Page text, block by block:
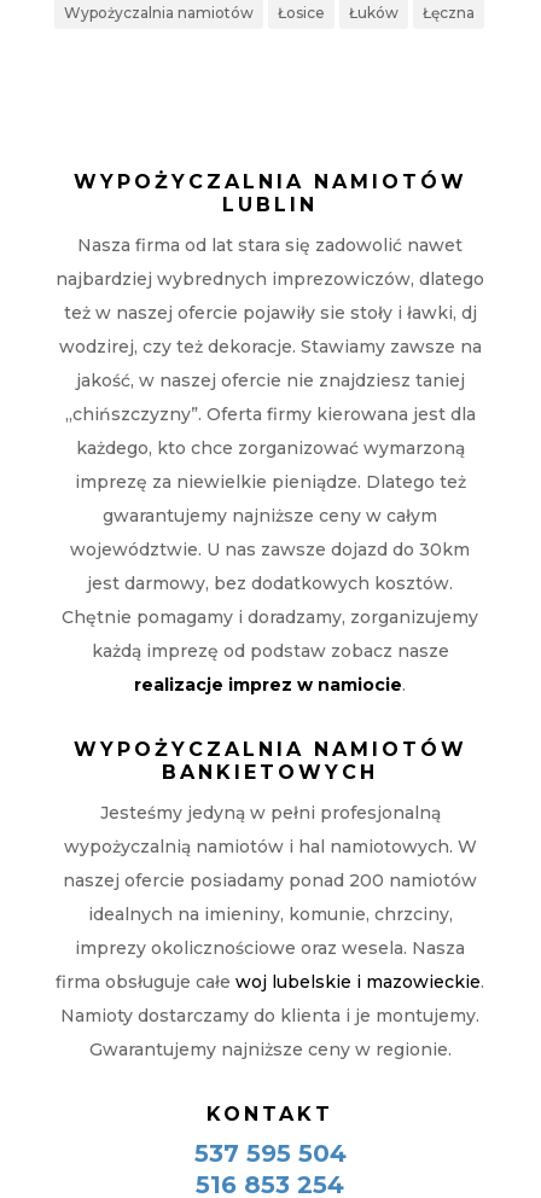
Wypożyczalnia namiotów Łosice Łuków Łęczna
WYPOŻYCZALNIA NAMIOTÓW
LUBLIN
Nasza firma od lat stara się zadowolić nawet
najbardziej wybrednych imprezowiczów, dlatego
też w naszej ofercie pojawiły sie stoły i ławki, dj
wodzirej, czy też dekoracje. Stawiamy zawsze na
jakość, w naszej ofercie nie znajdziesz taniej
„chińszczyzny”. Oferta firmy kierowana jest dla
każdego, kto chce zorganizować wymarzoną
imprezę za niewielkie pieniądze. Dlatego też
gwarantujemy najniższe ceny w całym
województwie. U nas zawsze dojazd do 30km
jest darmowy, bez dodatkowych kosztów.
Chętnie pomagamy i doradzamy, zorganizujemy
każdą imprezę od podstaw zobacz nasze
realizacje imprez w namiocie.
WYPOŻYCZALNIA NAMIOTÓW
BANKIETOWYCH
Jesteśmy jedyną w pełni profesjonalną
wypożyczalnią namiotów i hal namiotowych. W
naszej ofercie posiadamy ponad 200 namiotów
idealnych na imieniny, komunie, chrzciny,
imprezy okolicznościowe oraz wesela. Nasza
firma obsługuje całewoj lubelskie i mazowieckie.
Namioty dostarczamy do klienta i je montujemy.
Gwarantujemy najniższe ceny w regionie.
KONTAKT
537 595 504
516 853 254